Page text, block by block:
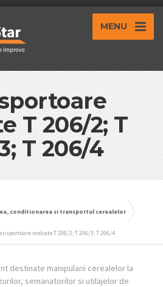
MENU
T 206/2; T
T 206/4
conditionarea si transportul cerealelor
melcate T 206/2; T 206/3; T 206/4
destinate manipularii cerealelor la
semanatorilor si utilajelor de